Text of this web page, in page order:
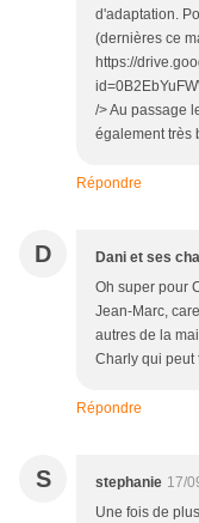
d'adaptation.
(dernières ce
https://
/> Au passage
également très
Répondre
D Dani et ses
Oh super pour
Jean-Marc,
autres de la
Charly qui peut
Répondre
S stephanie 17/
Une fois de